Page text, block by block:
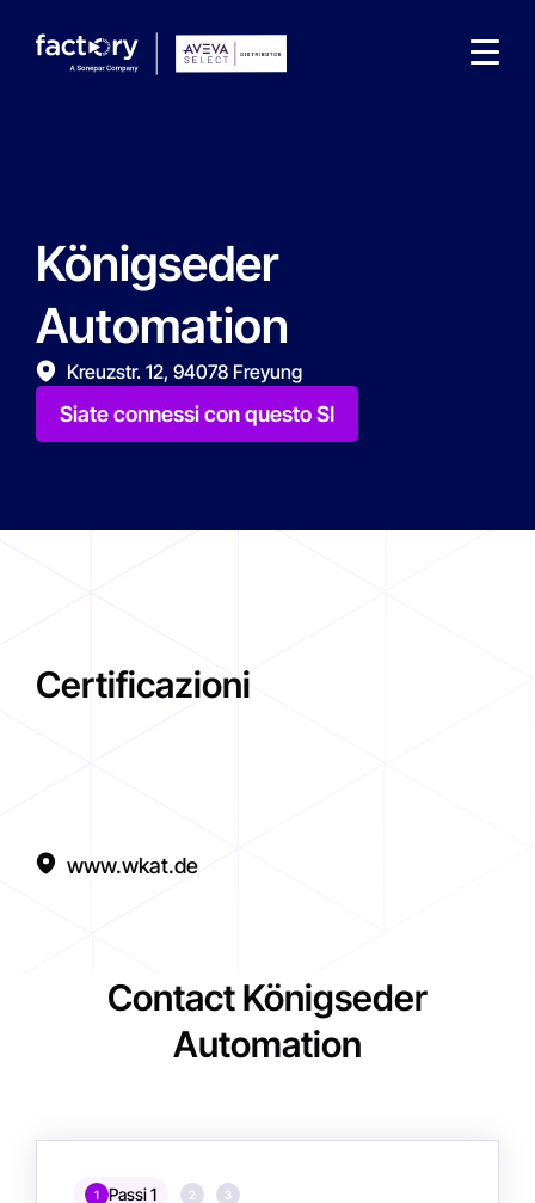
Che cosa sta cercando ?
Königseder
Automation
Kreuzstr. 12, 94078 Freyung
Siate connessi con questo SI
Certificazioni
www.wkat.de
Contact Königseder
Automation
1 Passi 1 2 3